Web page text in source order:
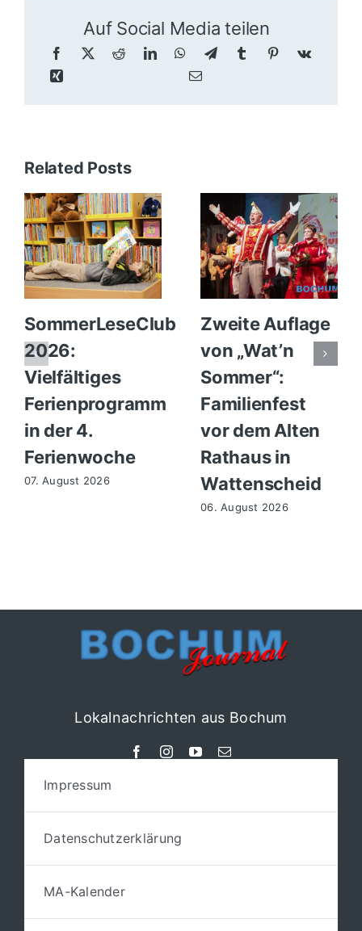
Auf Social Media teilen
Related Posts
SommerLeseClub
2026:
Vielfältiges
Ferienprogramm
in der 4.
Ferienwoche
07. August 2026
Zweite Auflage
von „Wat’n
Sommer“:
Familienfest
vor dem Alten
Rathaus in
Wattenscheid
06. August 2026
Lokalnachrichten aus Bochum
Impressum
Datenschutzerklärung
MA-Kalender